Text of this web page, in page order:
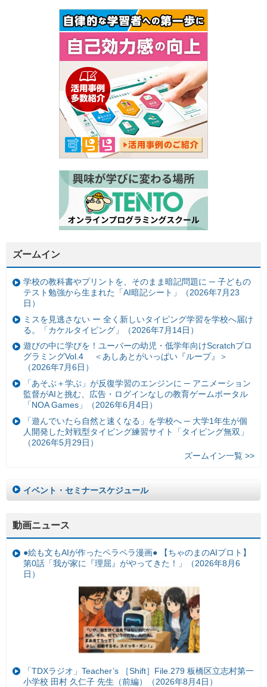
ズームイン
学校の教科書やプリントを、そのまま暗記問題に ─ 子どもの
テスト勉強から生まれた「AI暗記シート」（2026年7月23
日）
ミスを見逃さない ー 全く新しいタイピング学習を学校へ届け
る。「カケルタイピング」（2026年7月14日）
遊びの中に学びを！ユーバーの幼児・低学年向けScratchプロ
グラミングVol.4 ＜あしあとがいっぱい『ループ』＞
（2026年7月6日）
「あそぶ＋学ぶ」が反復学習のエンジンに ─ アニメーション
監督がAIと挑む、広告・ログインなしの教育ゲームポータル
「NOA Games」（2026年6月4日）
「遊んでいたら自然と速くなる」を学校へ ─ 大学1年生が個
人開発した対戦型タイピング練習サイト「タイピング無双」
（2026年5月29日）
ズームイン一覧 >>
イベント・セミナースケジュール
動画ニュース
●絵も文もAIが作ったペラペラ漫画● 【ちゃのまのAIプロト】
第0話「我が家に『理屈』がやってきた！」（2026年8月6
日）
「TDXラジオ」Teacher’s ［Shift］File.279 板橋区立志村第一
小学校 田村 久仁子 先生（前編）（2026年8月4日）